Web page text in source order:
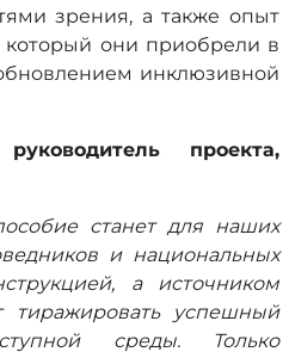
зрения, а также опыт
который они приобрели в
инклюзивной
проекта,
станет для наших
и национальных
а источником
тиражировать успешный
среды. Только